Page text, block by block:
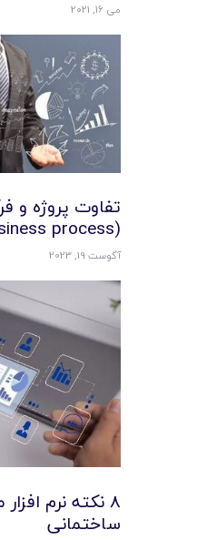
می 16, 2021
تفاوت پروژه و
(business process) چیست؟
آگوست 19, 2023
8 نکته نرم
ساختمانی